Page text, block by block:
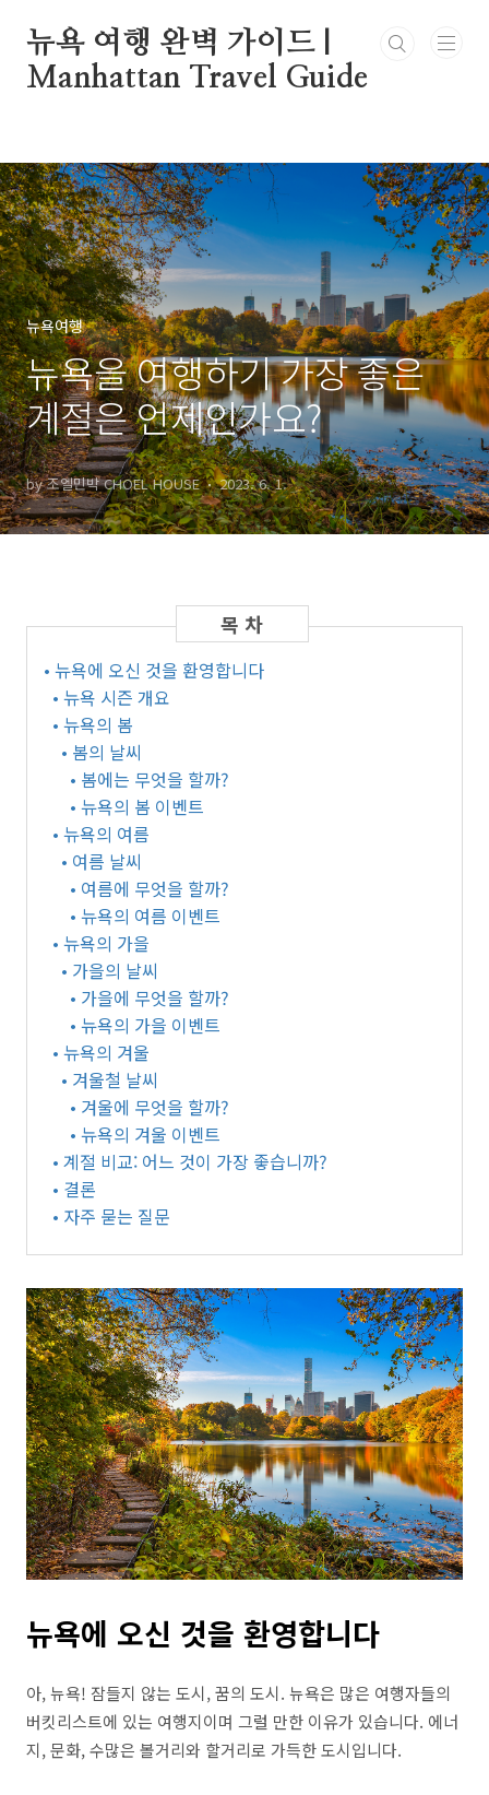
뉴욕 여행 완벽 가이드 |
Manhattan Travel Guide
뉴욕여행
뉴욕을 여행하기 가장 좋은
계절은 언제인가요?
by 조엘민박 CHOEL HOUSE 2023. 6. 1.
• 뉴욕에 오신 것을 환영합니다
• 뉴욕 시즌 개요
• 뉴욕의 봄
• 봄의 날씨
• 봄에는 무엇을 할까?
• 뉴욕의 봄 이벤트
• 뉴욕의 여름
• 여름 날씨
• 여름에 무엇을 할까?
• 뉴욕의 여름 이벤트
• 뉴욕의 가을
• 가을의 날씨
• 가을에 무엇을 할까?
• 뉴욕의 가을 이벤트
• 뉴욕의 겨울
• 겨울철 날씨
• 겨울에 무엇을 할까?
• 뉴욕의 겨울 이벤트
• 계절 비교: 어느 것이 가장 좋습니까?
• 결론
• 자주 묻는 질문
뉴욕에 오신 것을 환영합니다
아, 뉴욕! 잠들지 않는 도시, 꿈의 도시. 뉴욕은 많은 여행자들의
버킷리스트에 있는 여행지이며 그럴 만한 이유가 있습니다. 에너
지, 문화, 수많은 볼거리와 할거리로 가득한 도시입니다.